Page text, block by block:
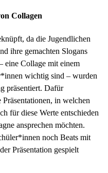
Collagen
da die Jugendlichen
ihre gemachten Slogans
eine Collage mit einem
wichtig sind – wurden
präsentiert. Dafür
in welchen
für diese Werte entschieden
ansprechen möchten.
noch Beats mit
Präsentation gespielt